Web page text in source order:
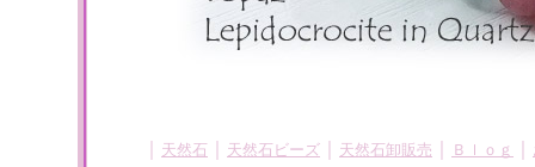
天然石 天然石ビーズ 天然石卸販売 Ｂｌｏｇ